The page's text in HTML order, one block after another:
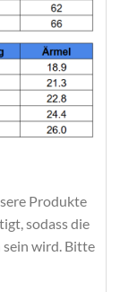
Produkte
sodass die
wird. Bitte